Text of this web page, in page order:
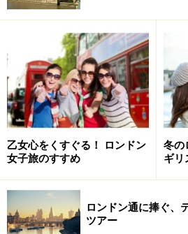
ガイドの貸し出しカウンターなど
イントが集まっています。
お土産ショップやカフェなども
ぶせる場所でもあるので、グル
行動する場合には、「最終的に
ントを決めておくのもいいですね
このグレートコートを囲むように
り、グレートコートの西側（正面
は、大英博物館のアイコンとも
や古代エジプト、ギリシャ、ロー
乙女心をくすぐる！ ロンドン
女子旅のすすめ
冬の
ギリ
ロンドン通に捧ぐ、
ツアー